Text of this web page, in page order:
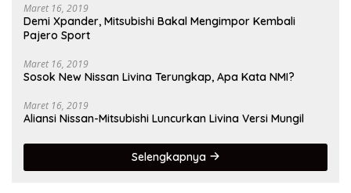
Maret 16, 2019
Demi Xpander, Mitsubishi Bakal Mengimpor Kembali
Pajero Sport
Maret 16, 2019
Sosok New Nissan Livina Terungkap, Apa Kata NMI?
Maret 16, 2019
Aliansi Nissan-Mitsubishi Luncurkan Livina Versi Mungil
Selengkapnya